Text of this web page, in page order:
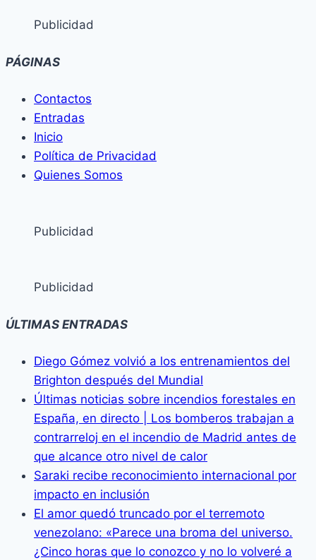
Publicidad
PÁGINAS
Contactos
Entradas
Inicio
Política de Privacidad
Quienes Somos
Publicidad
Publicidad
ÚLTIMAS ENTRADAS
Diego Gómez volvió a los entrenamientos del
Brighton después del Mundial
Últimas noticias sobre incendios forestales en
España, en directo | Los bomberos trabajan a
contrarreloj en el incendio de Madrid antes de
que alcance otro nivel de calor
Saraki recibe reconocimiento internacional por
impacto en inclusión
El amor quedó truncado por el terremoto
venezolano: «Parece una broma del universo.
¿Cinco horas que lo conozco y no lo volveré a